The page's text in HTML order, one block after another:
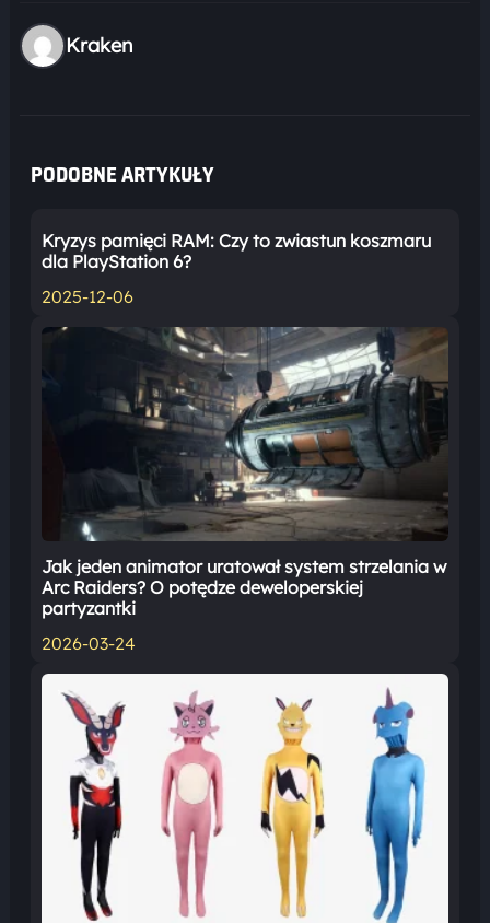
Kraken
PODOBNE ARTYKUŁY
Kryzys pamięci RAM: Czy to zwiastun koszmaru
dla PlayStation 6?
2025-12-06
Jak jeden animator uratował system strzelania w
Arc Raiders? O potędze deweloperskiej
partyzantki
2026-03-24